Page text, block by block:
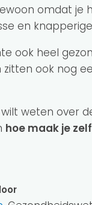
omdat je
en
ook heel
zitten ook nog
weten over
hoe maak je